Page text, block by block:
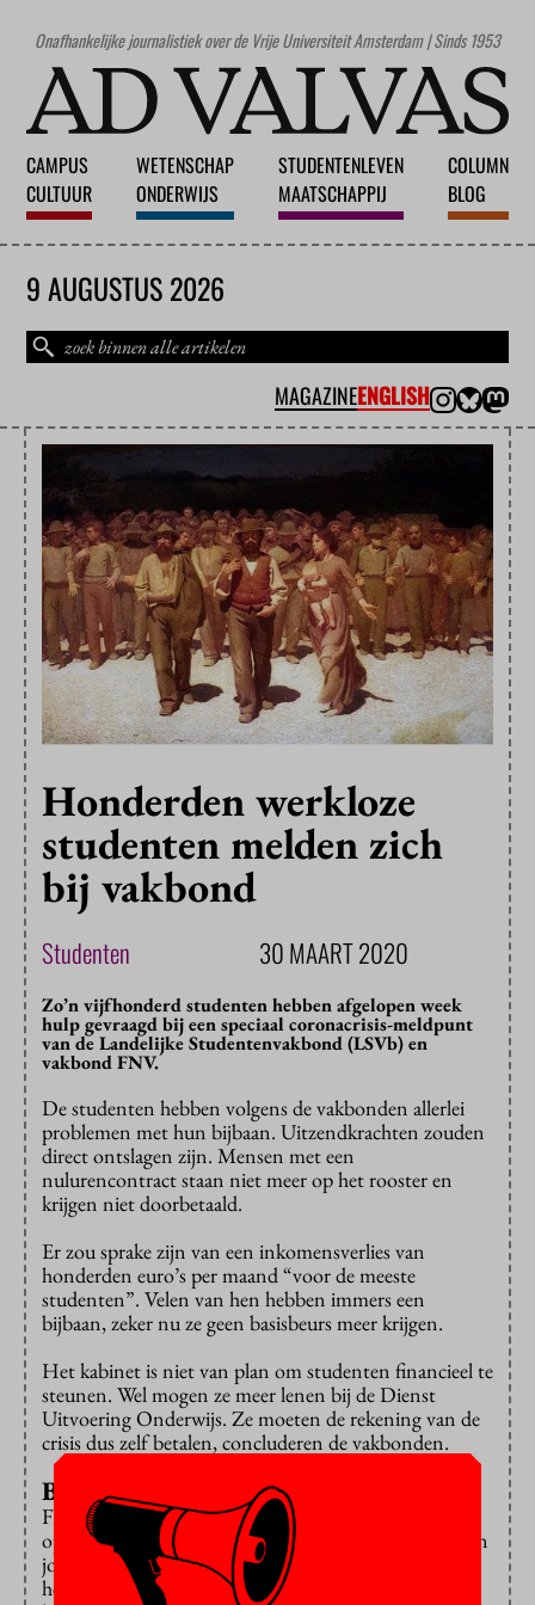
Onafhankelijke journalistiek over de Vrije Universiteit Amsterdam | Sinds 1953
CAMPUS
CULTUUR
WETENSCHAP
ONDERWIJS
STUDENTENLEVEN
MAATSCHAPPIJ
COLUMN
BLOG
9 AUGUSTUS 2026
MAGAZINEENGLISH
Honderden werkloze
studenten melden zich
bij vakbond
Studenten 30 MAART 2020
Zo’n vijfhonderd studenten hebben afgelopen week
hulp gevraagd bij een speciaal coronacrisis-meldpunt
van de Landelijke Studentenvakbond (LSVb) en
vakbond FNV.
De studenten hebben volgens de vakbonden allerlei
problemen met hun bijbaan. Uitzendkrachten zouden
direct ontslagen zijn. Mensen met een
nulurencontract staan niet meer op het rooster en
krijgen niet doorbetaald.
Er zou sprake zijn van een inkomensverlies van
honderden euro’s per maand “voor de meeste
studenten”. Velen van hen hebben immers een
bijbaan, zeker nu ze geen basisbeurs meer krijgen.
Het kabinet is niet van plan om studenten financieel te
steunen. Wel mogen ze meer lenen bij de Dienst
Uitvoering Onderwijs. Ze moeten de rekening van de
crisis dus zelf betalen, concluderen de vakbonden.
Belangen
FNV Young & United en de LSVb roepen studenten
op zich bij hen aan te sluiten, zodat ze de belangen van
jongeren in de coronacrisis kunnen behartigen. Om
hen op hun rechten te wijzen, is